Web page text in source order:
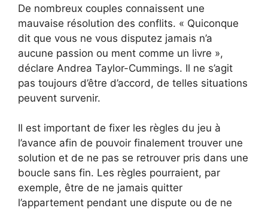
De nombreux couples connaissent une
mauvaise résolution des conflits. « Quiconque
dit que vous ne vous disputez jamais n’a
aucune passion ou ment comme un livre »,
déclare Andrea Taylor-Cummings. Il ne s’agit
pas toujours d’être d’accord, de telles situations
peuvent survenir.
Il est important de fixer les règles du jeu à
l’avance afin de pouvoir finalement trouver une
solution et de ne pas se retrouver pris dans une
boucle sans fin. Les règles pourraient, par
exemple, être de ne jamais quitter
l’appartement pendant une dispute ou de ne